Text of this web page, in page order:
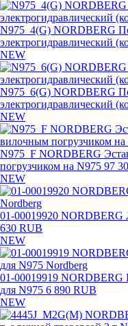
N975_4(G) NORDBERG
электрогидравлический
NEW
N975_6(G) NORDBERG
электрогидравлический
NEW
N975_F NORDBERG
погрузчиком на N975 97
NEW
01-00019920 NORDBERG
630 RUB
NEW
01-00019919 NORDBERG
для N975 6 890 RUB
NEW